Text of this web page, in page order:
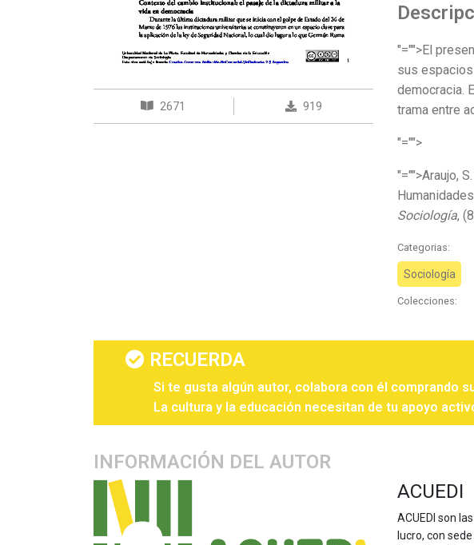
2671 919
"="">El
sus
democracia.
trama entre
"="">
"="">Araujo,
Sociología,
Categorias:
Sociología
Colecciones:
RECUERDA
Si te gusta algún autor, colabora con él comprando
La cultura y la educación necesitan de tu apoyo
INFORMACIÓN DEL AUTOR
ACUEDI
ACUEDI son
lucro, con